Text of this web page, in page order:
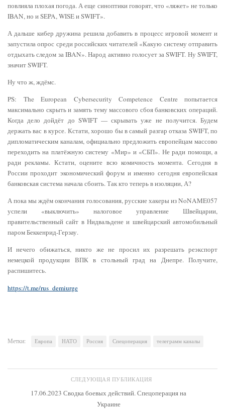
повлияла плохая погода. А еще синоптики говорят, что «ляжет» не только
IBAN, но и SEPA, WISE и SWIFT».
А дальше кибер дружина решила добавить в процесс игровой момент и
запустила опрос среди российских читателей «Какую систему отправить
отдыхать следом за IBAN». Народ активно голосует за SWIFT. Ну SWIFT,
значит SWIFT.
Ну что ж, ждёмс.
PS: The European Cybersecurity Competence Centre попытается
максимально скрыть и замять тему массового сбоя банковских операций.
Когда дело дойдёт до SWIFT — скрывать уже не получится. Будем
держать вас в курсе. Кстати, хорошо бы в самый разгар отказа SWIFT, по
дипломатическим каналам, официально предложить европейцам массово
переходить на платёжную систему «Мир» и «СБП». Не ради помощи, а
ради рекламы. Кстати, оцените всю комичность момента. Сегодня в
России проходит экономический форум и именно сегодня европейская
банковская система начала сбоить. Так кто теперь в изоляции, А?
А пока мы ждём окончания голосования, русские хакеры из NoNAME057
успели «выключить» налоговое управление Швейцарии,
правительственный сайт в Нидвальдене и швейцарский автомобильный
паром Беккенрид-Герзау.
И нечего обижаться, никто же не просил их разрешать реэкспорт
немецкой продукции ВПК в стольный град на Днепре. Получите,
распишитесь.
https://t.me/rus_demiurge
Метки: Европа НАТО Россия Спецоперация телеграмм каналы
СЛЕДУЮЩАЯ ПУБЛИКАЦИЯ
17.06.2023 Сводка боевых действий. Спецоперация на
Украине